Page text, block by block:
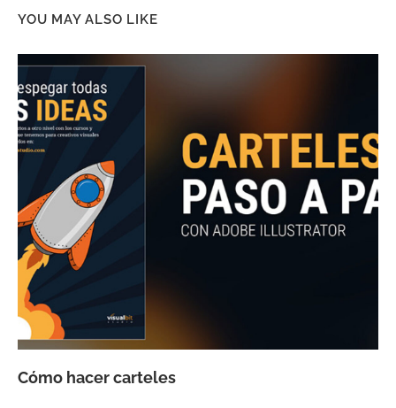
YOU MAY ALSO LIKE
Cómo hacer carteles